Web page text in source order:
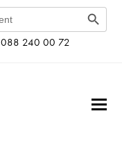
Search Button
088 240 00 72